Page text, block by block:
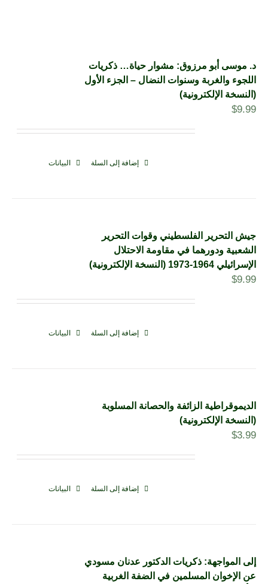
د. موسى أبو مرزوق: مشوار حياة… ذكريات
اللجوء والغربة وسنوات النضال – الجزء الأول
(النسخة الإلكترونية)
$9.99
إضافة إلى السلة البيانات
جيش التحرير الفلسطيني وقوات التحرير
الشعبية ودورهما في مقاومة الاحتلال
الإسرائيلي 1964-1973 (النسخة الإلكترونية)
$9.99
إضافة إلى السلة البيانات
الديموقراطية الزائفة والحصانة المسلوبة
(النسخة الإلكترونية)
$3.99
إضافة إلى السلة البيانات
إلى المواجهة: ذكريات الدكتور عدنان مسودي
عن الإخوان المسلمين في الضفة الغربية